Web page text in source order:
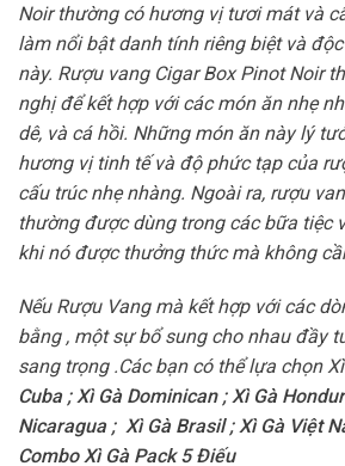
Noir thường có hương vị tươi mát và
làm nổi bật danh tính riêng biệt và
này. Rượu vang Cigar Box Pinot Noir
nghị để kết hợp với các món ăn nhẹ
dê, và cá hồi. Những món ăn này lý
hương vị tinh tế và độ phức tạp của
cấu trúc nhẹ nhàng. Ngoài ra, rượu
thường được dùng trong các bữa tiệc
khi nó được thưởng thức mà không
Nếu Rượu Vang mà kết hợp với các
bằng , một sự bổ sung cho nhau đầy
sang trọng .Các bạn có thể lựa chọn
Cuba;Xì Gà Dominican;Xì Gà
Nicaragua; Xì Gà Brasil;Xì Gà Việt
Combo Xì Gà Pack 5 Điếu